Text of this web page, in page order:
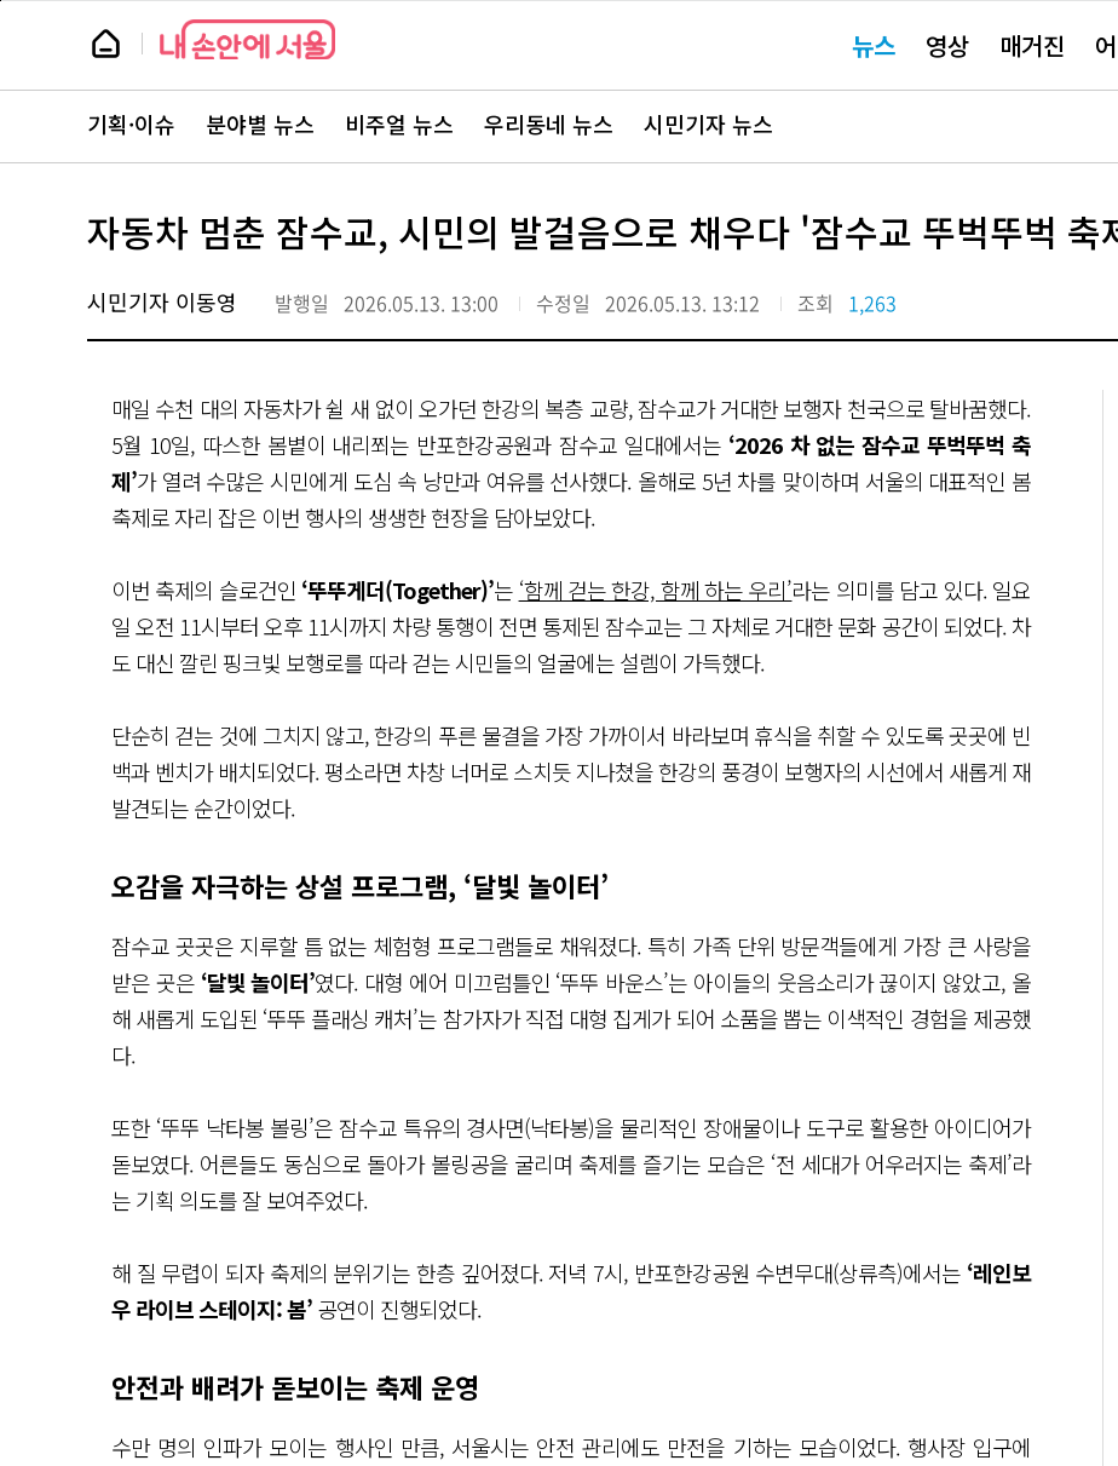
본
뉴
스 요뉴스 영상 매거진
뉴
스
주
서
바
로
기획·이슈 분야별 뉴스 비주얼 뉴스 우리동네 뉴스 시민기자 뉴스
자동차 멈춘 잠수교, 시민의 발걸음으로 채우다 '잠수교 뚜벅뚜벅 축
시민기자 이동영 발행일 2026.05.13. 13:00 수정일 2026.05.13. 13:12 조회 1,263
매일 수천 대의 자동차가 쉴 새 없이 오가던 한강의 복층 교량, 잠수교가 거대한 보행자 천국으로 탈바꿈했다.
5월 10일, 따스한 봄볕이 내리쬐는 반포한강공원과 잠수교 일대에서는 ‘2026 차 없는 잠수교 뚜벅뚜벅 축
제’가 열려 수많은 시민에게 도심 속 낭만과 여유를 선사했다. 올해로 5년 차를 맞이하며 서울의 대표적인 봄
축제로 자리 잡은 이번 행사의 생생한 현장을 담아보았다.
이번 축제의 슬로건인 ‘뚜뚜게더(Together)’는 ‘함께 걷는 한강, 함께 하는 우리’라는 의미를 담고 있다. 일요
일 오전 11시부터 오후 11시까지 차량 통행이 전면 통제된 잠수교는 그 자체로 거대한 문화 공간이 되었다. 차
도 대신 깔린 핑크빛 보행로를 따라 걷는 시민들의 얼굴에는 설렘이 가득했다.
단순히 걷는 것에 그치지 않고, 한강의 푸른 물결을 가장 가까이서 바라보며 휴식을 취할 수 있도록 곳곳에 빈
백과 벤치가 배치되었다. 평소라면 차창 너머로 스치듯 지나쳤을 한강의 풍경이 보행자의 시선에서 새롭게 재
발견되는 순간이었다.
오감을 자극하는 상설 프로그램, ‘달빛 놀이터’
잠수교 곳곳은 지루할 틈 없는 체험형 프로그램들로 채워졌다. 특히 가족 단위 방문객들에게 가장 큰 사랑을
받은 곳은 ‘달빛 놀이터’였다. 대형 에어 미끄럼틀인 ‘뚜뚜 바운스’는 아이들의 웃음소리가 끊이지 않았고, 올
해 새롭게 도입된 ‘뚜뚜 플래싱 캐처’는 참가자가 직접 대형 집게가 되어 소품을 뽑는 이색적인 경험을 제공했
다.
또한 ‘뚜뚜 낙타봉 볼링’은 잠수교 특유의 경사면(낙타봉)을 물리적인 장애물이나 도구로 활용한 아이디어가
돋보였다. 어른들도 동심으로 돌아가 볼링공을 굴리며 축제를 즐기는 모습은 ‘전 세대가 어우러지는 축제’라
는 기획 의도를 잘 보여주었다.
해 질 무렵이 되자 축제의 분위기는 한층 깊어졌다. 저녁 7시, 반포한강공원 수변무대(상류측)에서는 ‘레인보
우 라이브 스테이지: 봄’공연이 진행되었다.
안전과 배려가 돋보이는 축제 운영
수만 명의 인파가 모이는 행사인 만큼, 서울시는 안전 관리에도 만전을 기하는 모습이었다. 행사장 입구에
페